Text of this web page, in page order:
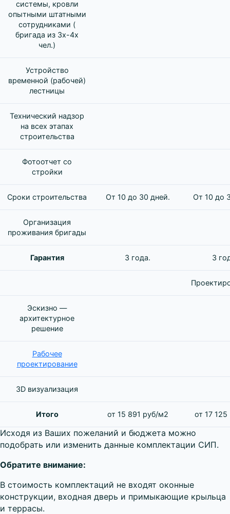
системы, кровли
опытными штатными
сотрудниками (
бригада из 3х-4х
чел.)
Устройство
временной (рабочей)
лестницы
Технический надзор
на всех этапах
строительства
Фотоотчет со
стройки
Сроки строительства От 10 до 30 дней. От 10 до
Организация
проживания бригады
Гарантия 3 года. 3
Эскизно —
архитектурное
решение
Рабочее
проектирование
3D визуализация
Итого от 15 891 руб/м2 от 17
Исходя из Ваших пожеланий и бюджета можно
подобрать или изменить данные комплектации СИП.
Обратите внимание:
В стоимость комплектаций не входят оконные
конструкции, входная дверь и примыкающие крыльца
и террасы.